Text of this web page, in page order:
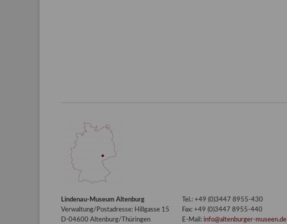
Lindenau-Museum Altenburg
Verwaltung/Postadresse: Hillgasse 15
D-04600 Altenburg/Thüringen
Tel.: +49 (0)3447 8955-430
Fax: +49 (0)3447 8955-440
E-Mail: info@altenburger-museen.de